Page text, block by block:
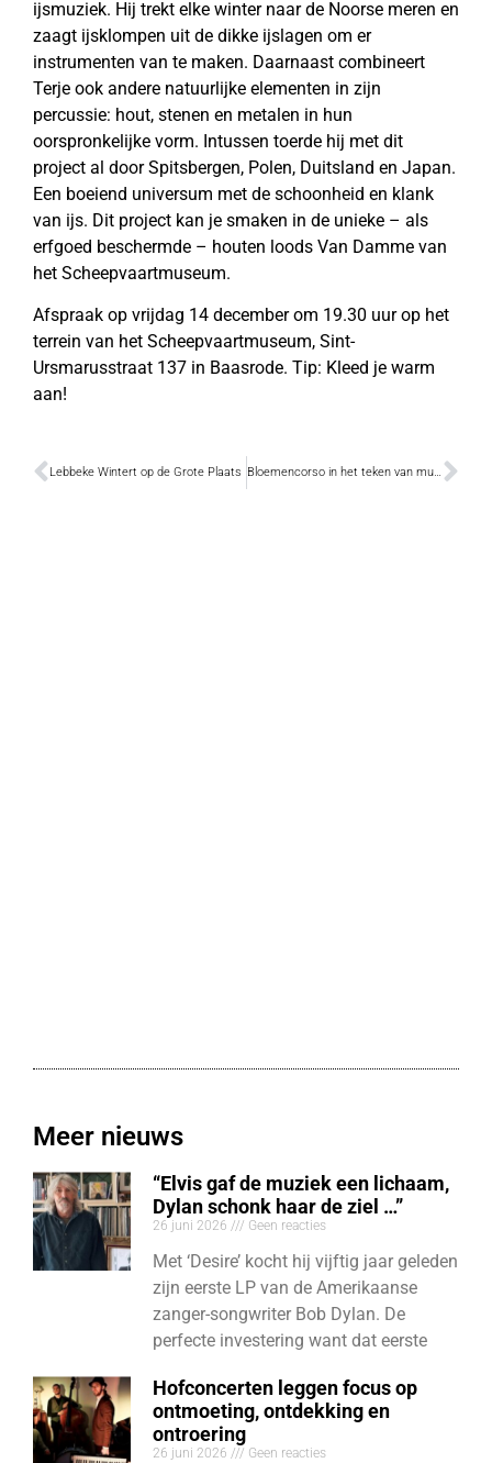
ijsmuziek. Hij trekt elke winter naar de Noorse meren en
zaagt ijsklompen uit de dikke ijslagen om er
instrumenten van te maken. Daarnaast combineert
Terje ook andere natuurlijke elementen in zijn
percussie: hout, stenen en metalen in hun
oorspronkelijke vorm. Intussen toerde hij met dit
project al door Spitsbergen, Polen, Duitsland en Japan.
Een boeiend universum met de schoonheid en klank
van ijs. Dit project kan je smaken in de unieke – als
erfgoed beschermde – houten loods Van Damme van
het Scheepvaartmuseum.
Afspraak op vrijdag 14 december om 19.30 uur op het
terrein van het Scheepvaartmuseum, Sint-
Ursmarusstraat 137 in Baasrode. Tip: Kleed je warm
aan!
Lebbeke Wintert op de Grote Plaats Bloemencorso in het teken van muziek
Meer nieuws
“Elvis gaf de muziek een lichaam,
Dylan schonk haar de ziel …”
26 juni 2026 Geen reacties
Met ‘Desire’ kocht hij vijftig jaar geleden
zijn eerste LP van de Amerikaanse
zanger-songwriter Bob Dylan. De
perfecte investering want dat eerste
Hofconcerten leggen focus op
ontmoeting, ontdekking en
ontroering
26 juni 2026 Geen reacties